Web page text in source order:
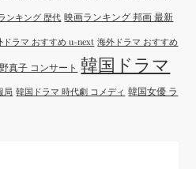
ンキング 歴代 映画ランキング 邦画 最新
ドラマ おすすめ u-next 海外ドラマ おすすめ
真子 コンサート 韓国ドラマ
局 韓国ドラマ 時代劇 コメディ 韓国女優 ラ